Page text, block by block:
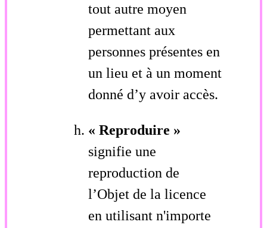
tout autre moyen
permettant aux
personnes présentes en
un lieu et à un moment
donné d’y avoir accès.
« Reproduire »
signifie une
reproduction de
l’Objet de la licence
en utilisant n'importe